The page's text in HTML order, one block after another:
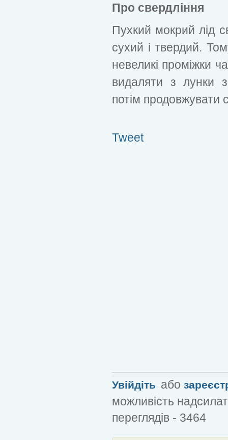
Про свердління
Пухкий мокрий лід
сухий і твердий.
невеликі проміжки
видаляти з лунки
потім продовжувати
Tweet
Увійдіть або
можливість
переглядів - 3464